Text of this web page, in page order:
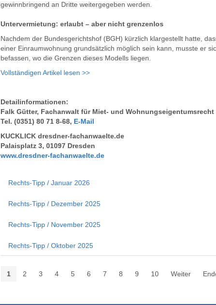
gewinnbringend an Dritte weitergegeben werden.
Untervermietung: erlaubt – aber nicht grenzenlos
Nachdem der Bundesgerichtshof (BGH) kürzlich klargestellt hatte,
einer Einraumwohnung grundsätzlich möglich sein kann, musste er
befassen, wo die Grenzen dieses Modells liegen.
Vollständigen Artikel lesen >>
Detailinformationen:
Falk Gütter, Fachanwalt für Miet- und Wohnungseigentumsrecht
Tel. (0351) 80 71 8-68, E-Mail
KUCKLICK dresdner-fachanwaelte.de
Palaisplatz 3, 01097 Dresden
www.dresdner-fachanwaelte.de
Rechts-Tipp / Januar 2026
Rechts-Tipp / Dezember 2025
Rechts-Tipp / November 2025
Rechts-Tipp / Oktober 2025
1 2 3 4 5 6 7 8 9 10 Weiter